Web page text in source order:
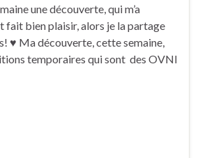
une découverte, qui m’a
fait bien plaisir, alors je la partage
♥ Ma découverte, cette semaine,
temporaires qui sont des OVNI